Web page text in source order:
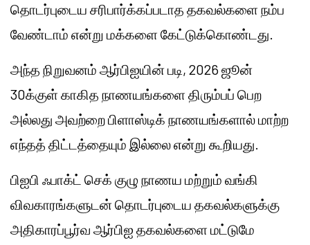
தொடர்புடைய சரிபார்க்கப்படாத தகவல்களை நம்ப
வேண்டாம் என்று மக்களை கேட்டுக்கொண்டது.
அந்த நிறுவனம் ஆர்பிஐயின் படி, 2026 ஜூன்
30க்குள் காகித நாணயங்களை திரும்பப் பெற
அல்லது அவற்றை பிளாஸ்டிக் நாணயங்களால் மாற்ற
எந்தத் திட்டத்தையும் இல்லை என்று கூறியது.
பிஐபி ஃபாக்ட் செக் குழு நாணய மற்றும் வங்கி
விவகாரங்களுடன் தொடர்புடைய தகவல்களுக்கு
அதிகாரப்பூர்வ ஆர்பிஐ தகவல்களை மட்டுமே